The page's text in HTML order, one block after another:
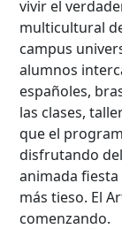
vivir el
multicultural
campus
alumnos
españoles,
las clases,
que el
disfrutando
animada
más tieso. El
comenzando.